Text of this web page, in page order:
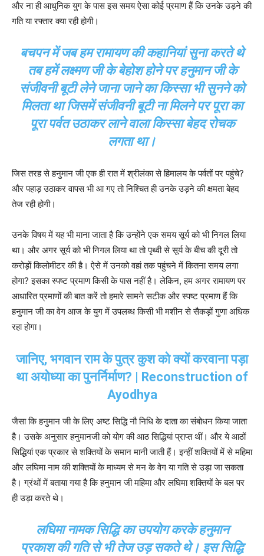
और ना ही आधुनिक युग के पास इस समय ऐसा कोई प्रमाण हैं कि उनके उड़ने की
गति या रफ्तार क्या रही होगी।
बचपन में जब हम रामायण की कहानियां सुना करते थे
तब हमें लक्ष्मण जी के बेहोश होने पर हनुमान जी के
संजीवनी बूटी लेने जाना जाने का किस्सा भी सुनने को
मिलता था जिसमें संजीवनी बूटी ना मिलने पर पूरा का
पूरा पर्वत उठाकर लाने वाला किस्सा बेहद रोचक
लगता था।
जिस तरह से हनुमान जी एक ही रात में श्रीलंका से हिमालय के पर्वतों पर पहुंचे?
और पहाड़ उठाकर वापस भी आ गए तो निश्चित ही उनके उड़ने की क्षमता बेहद
तेज रही होगी।
उनके विषय में यह भी माना जाता है कि उन्होंने एक समय सूर्य को भी निगल लिया
था। और अगर सूर्य को भी निगल लिया था तो पृथ्वी से सूर्य के बीच की दूरी तो
करोड़ों किलोमीटर की है। ऐसे में उनको वहां तक पहुंचने में कितना समय लगा
होगा? इसका स्पष्ट प्रमाण किसी के पास नहीं है। लेकिन, हम अगर रामायण पर
आधारित प्रमाणों की बात करें तो हमारे सामने सटीक और स्पष्ट प्रमाण हैं कि
हनुमान जी का वेग आज के युग में उपलब्ध किसी भी मशीन से सैकड़ों गुणा अधिक
रहा होगा।
जानिए, भगवान राम के पुत्र कुश को क्यों करवाना पड़ा
था अयोध्या का पुनर्निर्माण? | Reconstruction of
Ayodhya
जैसा कि हनुमान जी के लिए अष्ट सिद्धि नौ निधि के दाता का संबोधन किया जाता
है। उसके अनुसार हनुमानजी को योग की आठ सिद्धियां प्राप्त थीं। और ये आठों
सिद्धियां एक प्रकार से शक्तियों के समान मानी जाती हैं। इन्हीं शक्तियों में से महिमा
और लघिमा नाम की शक्तियों के माध्यम से मन के वेग या गति से उड़ा जा सकता
है। ग्रंथों में बताया गया है कि हनुमान जी महिमा और लघिमा शक्तियों के बल पर
ही उड़ा करते थे।
लघिमा नामक सिद्धि का उपयोग करके हनुमान
प्रकाश की गति से भी तेज उड़ सकते थे। इस सिद्धि